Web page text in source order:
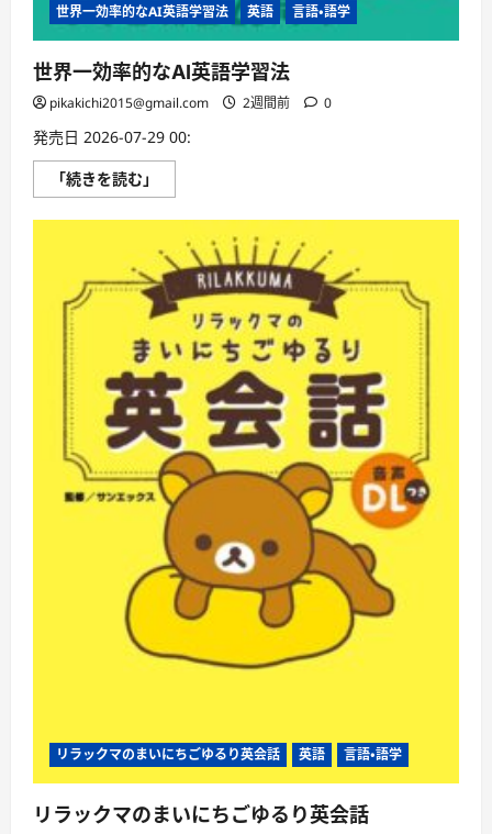
世界一効率的なAI英語学習法 英語 言語・語学
世界一効率的なAI英語学習法
pikakichi2015@gmail.com 2週間前 0
発売日 2026-07-29 00:
「続きを読む」
界
効
的
な
AI
英
語
学
習
法
に
つ
い
て
さ
ら
に
読
む
リラックマのまいにちごゆるり英会話 英語 言語・語学
リラックマのまいにちごゆるり英会話